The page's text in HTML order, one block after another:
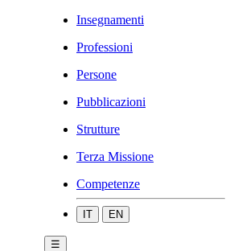
Insegnamenti
Professioni
Persone
Pubblicazioni
Strutture
Terza Missione
Competenze
IT EN
☰